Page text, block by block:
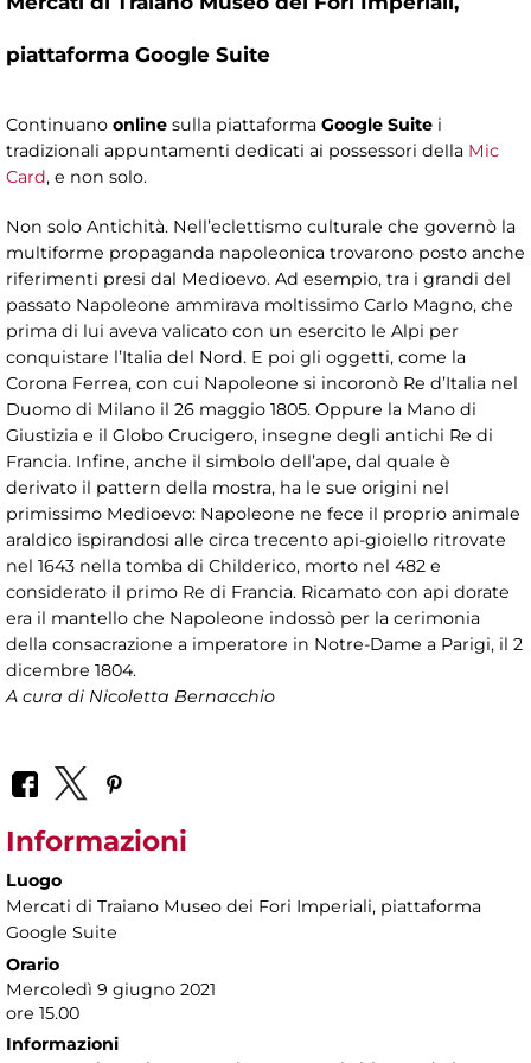
piattaforma Google Suite
Continuano online sulla piattaforma Google Suite i
tradizionali appuntamenti dedicati ai possessori della Mic
Card, e non solo.
Non solo Antichità. Nell’eclettismo culturale che governò la
multiforme propaganda napoleonica trovarono posto anche
riferimenti presi dal Medioevo. Ad esempio, tra i grandi del
passato Napoleone ammirava moltissimo Carlo Magno, che
prima di lui aveva valicato con un esercito le Alpi per
conquistare l’Italia del Nord. E poi gli oggetti, come la
Corona Ferrea, con cui Napoleone si incoronò Re d’Italia nel
Duomo di Milano il 26 maggio 1805. Oppure la Mano di
Giustizia e il Globo Crucigero, insegne degli antichi Re di
Francia. Infine, anche il simbolo dell’ape, dal quale è
derivato il pattern della mostra, ha le sue origini nel
primissimo Medioevo: Napoleone ne fece il proprio animale
araldico ispirandosi alle circa trecento api-gioiello ritrovate
nel 1643 nella tomba di Childerico, morto nel 482 e
considerato il primo Re di Francia. Ricamato con api dorate
era il mantello che Napoleone indossò per la cerimonia
della consacrazione a imperatore in Notre-Dame a Parigi, il 2
dicembre 1804.
A cura di Nicoletta Bernacchio
Informazioni
Luogo
Mercati di Traiano Museo dei Fori Imperiali, piattaforma
Google Suite
Orario
Mercoledì 9 giugno 2021
ore 15.00
Informazioni